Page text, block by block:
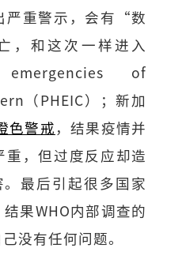
严重警示，会有“数
，和这次一样进入
of
（PHEIC）；新加
色警戒，结果疫情并
重，但过度反应却造
最后引起很多国家
果WHO内部调查的
没有任何问题。